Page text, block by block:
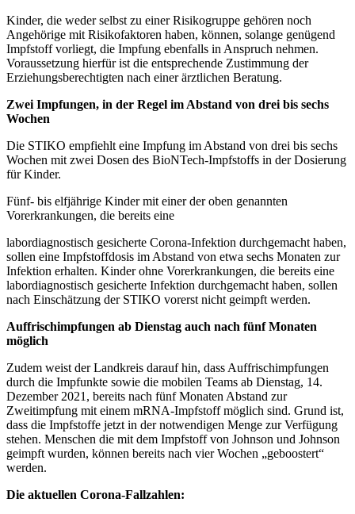
Kinder, die weder selbst zu einer Risikogruppe gehören noch
Angehörige mit Risikofaktoren haben, können, solange genügend
Impfstoff vorliegt, die Impfung ebenfalls in Anspruch nehmen.
Voraussetzung hierfür ist die entsprechende Zustimmung der
Erziehungsberechtigten nach einer ärztlichen Beratung.
Zwei Impfungen, in der Regel im Abstand von drei bis sechs
Wochen
Die STIKO empfiehlt eine Impfung im Abstand von drei bis sechs
Wochen mit zwei Dosen des BioNTech-Impfstoffs in der Dosierung
für Kinder.
Fünf- bis elfjährige Kinder mit einer der oben genannten
Vorerkrankungen, die bereits eine
labordiagnostisch gesicherte Corona-Infektion durchgemacht haben,
sollen eine Impfstoffdosis im Abstand von etwa sechs Monaten zur
Infektion erhalten. Kinder ohne Vorerkrankungen, die bereits eine
labordiagnostisch gesicherte Infektion durchgemacht haben, sollen
nach Einschätzung der STIKO vorerst nicht geimpft werden.
Auffrischimpfungen ab Dienstag auch nach fünf Monaten
möglich
Zudem weist der Landkreis darauf hin, dass Auffrischimpfungen
durch die Impfunkte sowie die mobilen Teams ab Dienstag, 14.
Dezember 2021, bereits nach fünf Monaten Abstand zur
Zweitimpfung mit einem mRNA-Impfstoff möglich sind. Grund ist,
dass die Impfstoffe jetzt in der notwendigen Menge zur Verfügung
stehen. Menschen die mit dem Impfstoff von Johnson und Johnson
geimpft wurden, können bereits nach vier Wochen „geboostert“
werden.
Die aktuellen Corona-Fallzahlen: